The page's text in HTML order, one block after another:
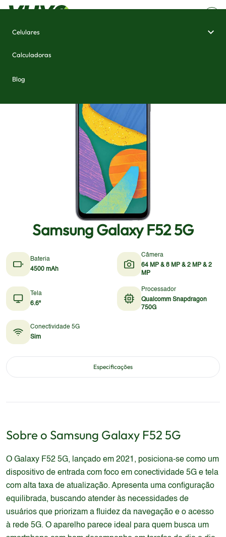
Celulares
Calculadoras
Blog
Samsung Galaxy F52 5G
Bateria
4500 mAh
Câmera
64 MP & 8 MP & 2 MP & 2
MP
Tela
6.6"
Processador
Qualcomm Snapdragon
750G
Conectividade 5G
Sim
Especificações
Sobre o Samsung Galaxy F52 5G
O Galaxy F52 5G, lançado em 2021, posiciona-se como um
dispositivo de entrada com foco em conectividade 5G e tela
com alta taxa de atualização. Apresenta uma configuração
equilibrada, buscando atender às necessidades de
usuários que priorizam a fluidez da navegação e o acesso
à rede 5G. O aparelho parece ideal para quem busca um